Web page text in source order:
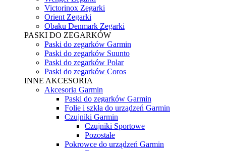
Victorinox Zegarki
Orient Zegarki
Obaku Denmark Zegarki
PASKI DO ZEGARKÓW
Paski do zegarków Garmin
Paski do zegarków Suunto
Paski do zegarków Polar
Paski do zegarków Coros
INNE AKCESORIA
Akcesoria Garmin
Paski do zegarków Garmin
Folie i szkła do urządzeń Garmin
Czujniki Garmin
Czujniki Sportowe
Pozostałe
Pokrowce do urządzeń Garmin